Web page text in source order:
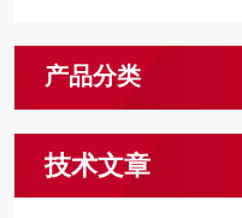
产品分类
技术文章